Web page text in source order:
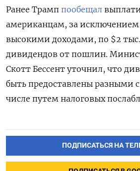
Ранее Трамп пообещал
американцам, за
высокими доходами, по $2 тыс.
дивидендов от пошлин.
Скотт Бессент уточнил, что
быть предоставлены разными
числе путем налоговых
ПОДПИСАТЬСЯ НА